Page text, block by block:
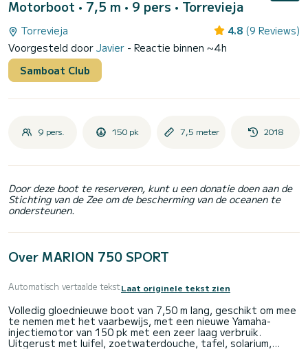
Motorboot • 7,5 m • 9 pers • Torrevieja
Torrevieja 4.8 (9 Reviews)
Voorgesteld door Javier - Reactie binnen ~4h
Samboat Club
9 pers. 150 pk 7,5 meter 2018
Door deze boot te reserveren, kunt u een donatie doen aan de
Stichting van de Zee om de bescherming van de oceanen te
ondersteunen.
Over MARION 750 SPORT
Automatisch vertaalde tekstLaat originele tekst zien
Volledig gloednieuwe boot van 7,50 m lang, geschikt om mee
te nemen met het vaarbewijs, met een nieuwe Yamaha-
injectiemotor van 150 pk met een zeer laag verbruik.
Uitgerust met luifel, zoetwaterdouche, tafel, solarium,